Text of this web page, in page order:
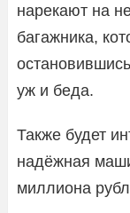
нарекают на
багажника,
уж и беда.
Также будет
надёжная
миллиона